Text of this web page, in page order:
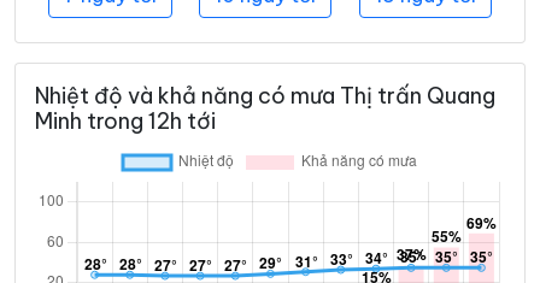
Nhiệt độ và khả năng có mưa Thị trấn Quang
Minh trong 12h tới